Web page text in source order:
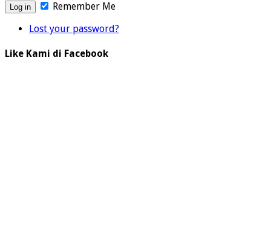
Remember Me
Lost your password?
Like Kami di Facebook